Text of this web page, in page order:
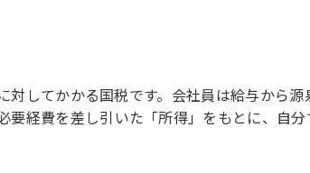
してかかる国税です。会社員は給与から源
経費を差し引いた「所得」をもとに、自分